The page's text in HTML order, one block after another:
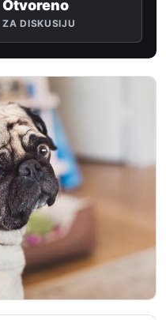
Otvoreno
ZA DISKUSIJU